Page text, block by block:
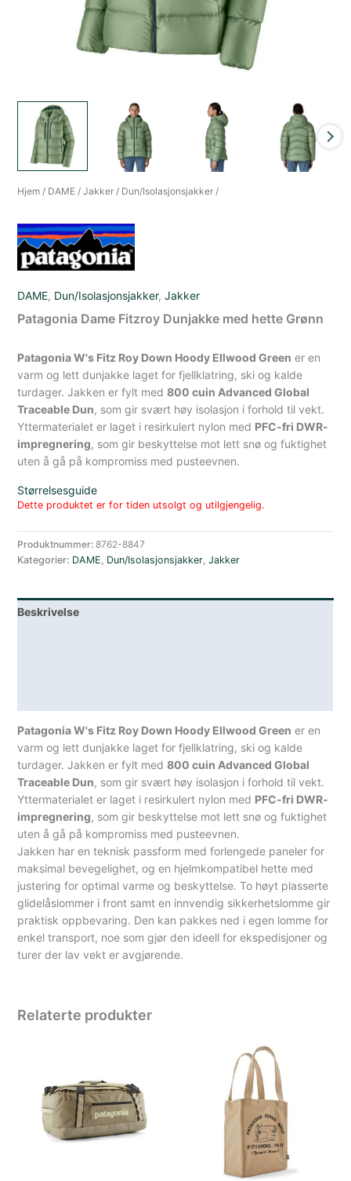
Hjem / DAME /Jakker / Dun/Isolasjonsjakker /
DAME, Dun/Isolasjonsjakker,Jakker
Patagonia Dame Fitzroy Dunjakke med hette Grønn
Patagonia W's Fitz Roy Down Hoody Ellwood Green er en
varm og lett dunjakke laget for fjellklatring, ski og kalde
turdager. Jakken er fylt med800 cuin Advanced Global
Traceable Dun, som gir svært høy isolasjon i forhold til vekt.
Yttermaterialet er laget i resirkulert nylon med PFC-fri DWR-
impregnering, som gir beskyttelse mot lett snø og fuktighet
uten å gå på kompromiss med pusteevnen.
Størrelsesguide
Dette produktet er for tiden utsolgt og utilgjengelig.
Produktnummer:8762-8847
Kategorier: DAME, Dun/Isolasjonsjakker,Jakker
Beskrivelse
Patagonia W's Fitz Roy Down Hoody Ellwood Green er en
varm og lett dunjakke laget for fjellklatring, ski og kalde
turdager. Jakken er fylt med800 cuin Advanced Global
Traceable Dun, som gir svært høy isolasjon i forhold til vekt.
Yttermaterialet er laget i resirkulert nylon med PFC-fri DWR-
impregnering, som gir beskyttelse mot lett snø og fuktighet
uten å gå på kompromiss med pusteevnen.
Jakken har en teknisk passform med forlengede paneler for
maksimal bevegelighet, og en hjelmkompatibel hette med
justering for optimal varme og beskyttelse. To høyt plasserte
glidelåslommer i front samt en innvendig sikkerhetslomme gir
praktisk oppbevaring. Den kan pakkes ned i egen lomme for
enkel transport, noe som gjør den ideell for ekspedisjoner og
turer der lav vekt er avgjørende.
Relaterte produkter